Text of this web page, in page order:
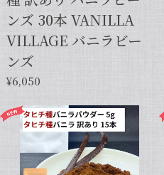
ンズ 30本 VANILLA
VILLAGE バニラビー
ンズ
¥6,050